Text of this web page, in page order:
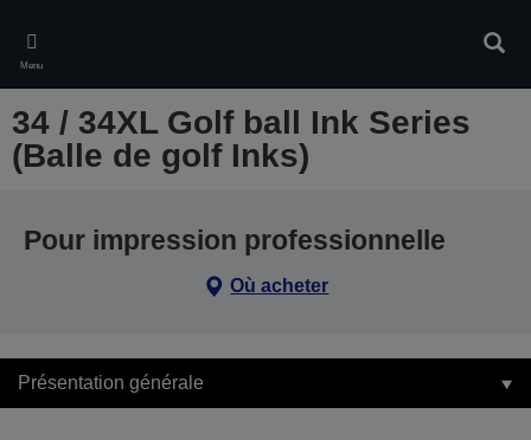
main
content
Menu
34 / 34XL Golf ball Ink Series
(Balle de golf Inks)
Pour impression professionnelle
Où acheter
Présentation générale